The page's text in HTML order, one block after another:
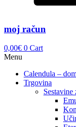
moj račun
0,00€ 0 Cart
Menu
Calendula –
Trgovina